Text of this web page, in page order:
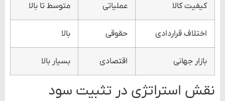
کیفیت کالا عملیاتی متوسط تا بالا
اختلاف قراردادی حقوقی بالا
بازار جهانی اقتصادی بسیار بالا
نقش استراتژی در تثبیت سود